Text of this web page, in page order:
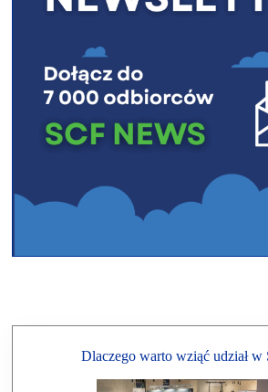
Dlaczego warto wziąć udział w